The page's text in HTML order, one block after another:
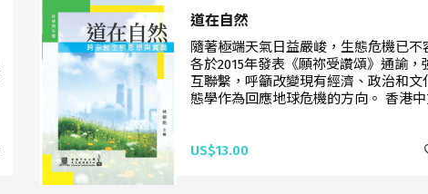
道在自然
隨著極端天氣日益嚴峻，生態危機已不
各於2015年發表《願祢受讚頌》通諭，
互聯繫，呼籲改變現有經濟、政治和文
態學作為回應地球危機的方向。 香港中
US$13.00